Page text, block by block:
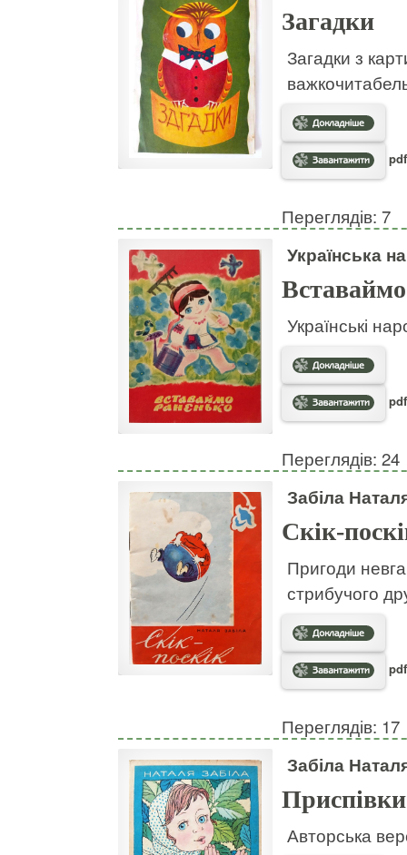
Загадки
Загадки з
Переглядів: 7
Українська
Українські
Переглядів: 24
Забіла
Скік-
Пригоди
стрибучого
Переглядів: 17
Забіла
Приспівки
Авторська